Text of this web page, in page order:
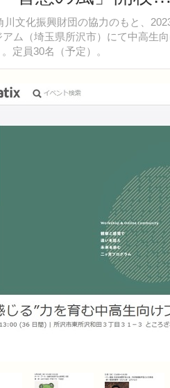
文化振興財団の協力のもと、
ム（埼玉県所沢市）にて中高生
定員30名（予定）。